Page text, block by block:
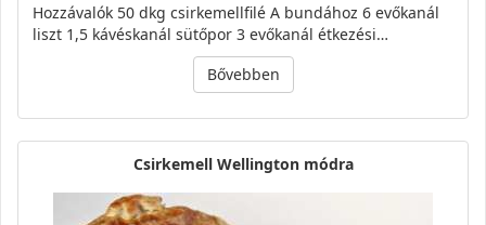
Hozzávalók 50 dkg csirkemellfilé A bundához 6 evőkanál
liszt 1,5 kávéskanál sütőpor 3 evőkanál étkezési…
Bővebben
Csirkemell Wellington módra